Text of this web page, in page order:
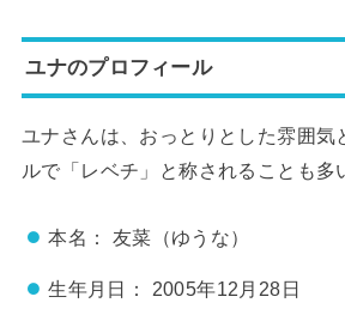
ユナのプロフィール
ユナさんは、おっとりとした雰囲気
ルで「レベチ」と称されることも多
本名： 友菜（ゆうな）
生年月日： 2005年12月28日